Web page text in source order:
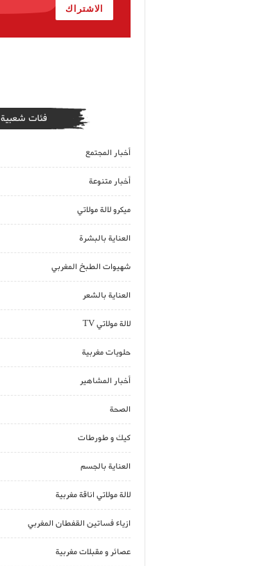
الاشتراك
فئات شعبية
أخبار المجتمع
أخبار متنوعة
ميكرو لالة مولاتي
العناية بالبشرة
شهيوات الطبخ المغربي
العناية بالشعر
لالة مولاتي TV
حلويات مغربية
أخبار المشاهير
الصحة
كيك و طورطات
العناية بالجسم
لالة مولاتي اناقة مغربية
ازياء فساتين القفطان المغربي
عصائر و مقبلات مغربية